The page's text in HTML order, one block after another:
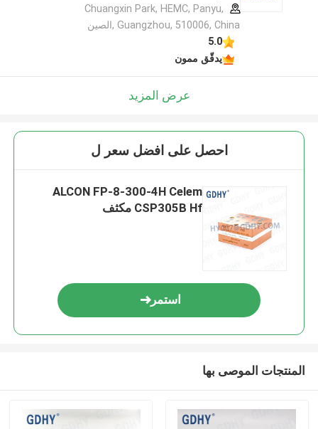
Chuangxin Park, HEMC, Panyu,
Guangzhou, 510006, China ,الصين
5.0
يدقّق ممون
عرض المزيد
احصل على افضل سعر ل
ALCON FP-8-300-4H Celem
CSP305B Hf مكثف
استمر
المنتجات الموصى بها